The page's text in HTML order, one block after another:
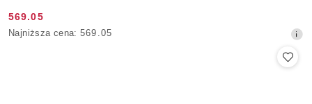
Cena
promocyjna:
569.05
Najniższa
Najniższa cena: 569.05